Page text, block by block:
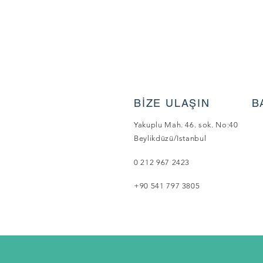
BİZE ULAŞIN
Yakuplu Mah. 46. sok. No:40
Beylikdüzü/Istanbul
0 212 967 2423
+90 541 797 3805